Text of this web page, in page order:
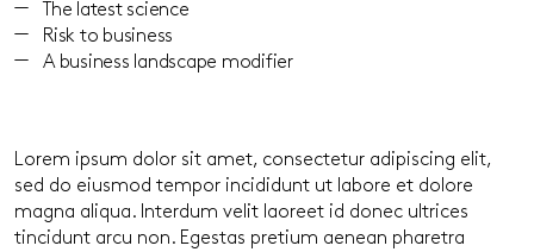
The latest science
Risk to business
A business landscape modifier
Lorem ipsum dolor sit amet, consectetur adipiscing elit,
sed do eiusmod tempor incididunt ut labore et dolore
magna aliqua. Interdum velit laoreet id donec ultrices
tincidunt arcu non. Egestas pretium aenean pharetra